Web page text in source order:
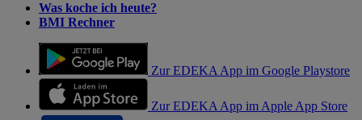
Was koche ich heute?
BMI Rechner
Zur EDEKA App im Google Playstore
Zur EDEKA App im Apple App Store